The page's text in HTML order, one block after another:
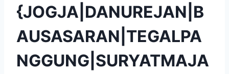
{JOGJA|DANUREJAN|B
AUSASARAN|TEGALPA
NGGUNG|SURYATMAJA